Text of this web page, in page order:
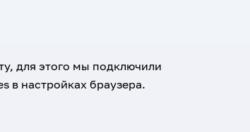
для этого мы подключили
в настройках браузера.